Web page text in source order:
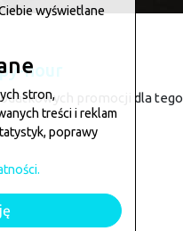
hour
promocji dla tego
wyświetlane
stron,
treści i reklam
poprawy